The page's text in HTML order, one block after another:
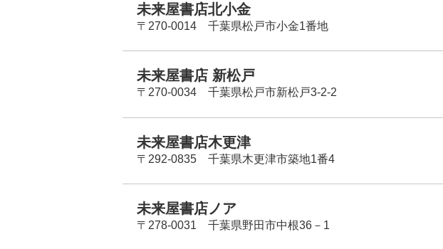
未来屋書店北小金
〒270-0014 千葉県松戸市小金1番地
未来屋書店 新松戸
〒270-0034 千葉県松戸市新松戸3-2-2
未来屋書店木更津
〒292-0835 千葉県木更津市築地1番4
未来屋書店ノア
〒278-0031 千葉県野田市中根36－1